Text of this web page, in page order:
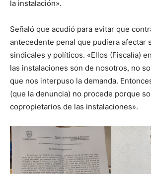
la instalación».
Señaló que acudió para evitar que
antecedente penal que pudiera afectar
sindicales y políticos. «Ellos (Fiscalía)
las instalaciones son de nosotros, no
que nos interpuso la demanda.
(que la denuncia) no procede porque
copropietarios de las instalaciones».